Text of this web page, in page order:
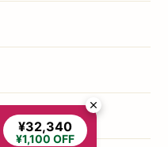
¥32,340
¥1,100 OFF